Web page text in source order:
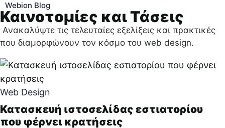
Webion Blog
Καινοτομίες και Τάσεις
Ανακαλύψτε τις τελευταίες εξελίξεις και πρακτικές
που διαμορφώνουν τον κόσμο του web design.
Web Design
Κατασκευή ιστοσελίδας εστιατορίου
που φέρνει κρατήσεις